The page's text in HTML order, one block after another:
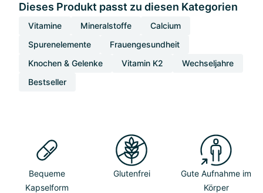
Dieses Produkt passt zu diesen Kategorien
Vitamine Mineralstoffe
Calcium
Spurenelemente
Frauengesundheit
Knochen & Gelenke
Vitamin K2
Wechseljahre
Bestseller
Bequeme
Kapselform
Glutenfrei
Gute Aufnahme im
Körper